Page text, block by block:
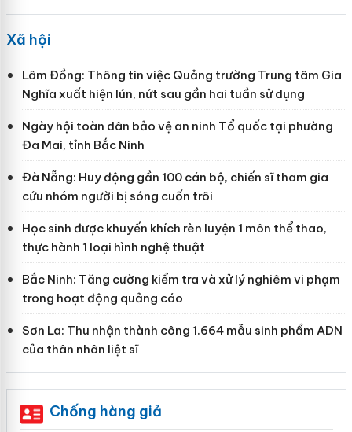
Xã hội
Lâm Đồng: Thông tin việc Quảng trường Trung tâm Gia
Nghĩa xuất hiện lún, nứt sau gần hai tuần sử dụng
Ngày hội toàn dân bảo vệ an ninh Tổ quốc tại phường
Đa Mai, tỉnh Bắc Ninh
Đà Nẵng: Huy động gần 100 cán bộ, chiến sĩ tham gia
cứu nhóm người bị sóng cuốn trôi
Học sinh được khuyến khích rèn luyện 1 môn thể thao,
thực hành 1 loại hình nghệ thuật
Bắc Ninh: Tăng cường kiểm tra và xử lý nghiêm vi phạm
trong hoạt động quảng cáo
Sơn La: Thu nhận thành công 1.664 mẫu sinh phẩm ADN
của thân nhân liệt sĩ
Chống hàng giả